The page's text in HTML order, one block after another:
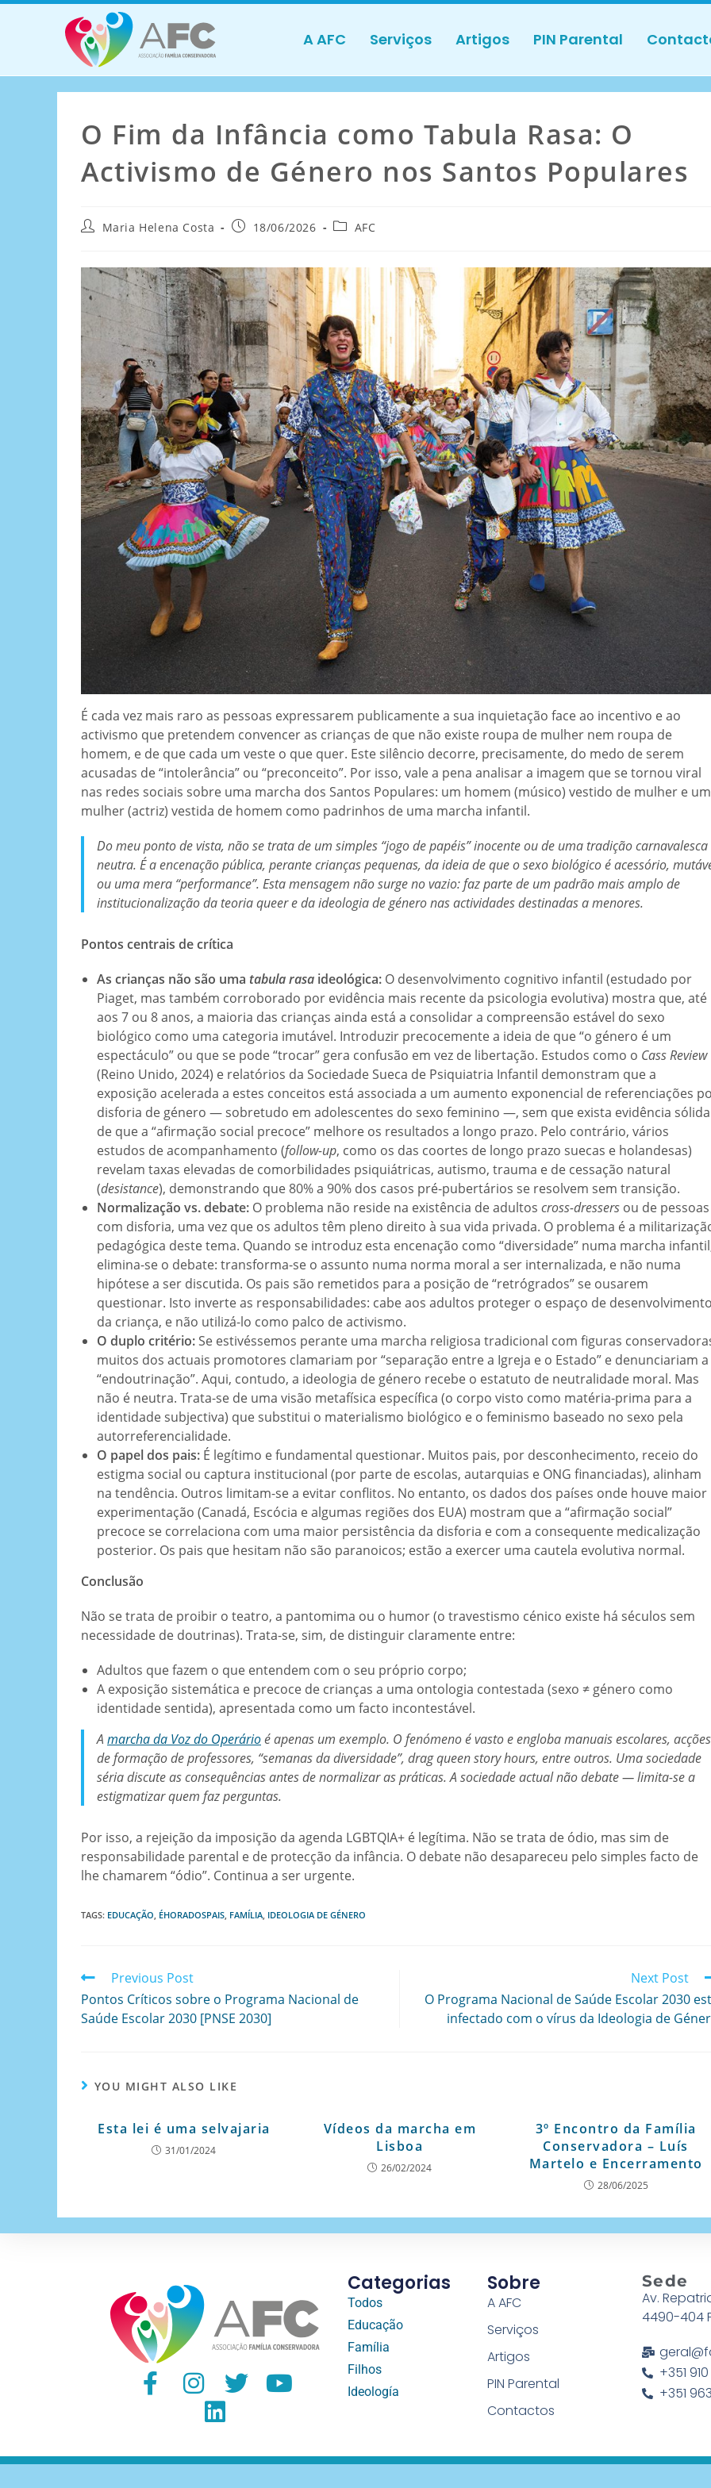
A AFC Serviços Artigos PIN Parental
O Fim da Infância como Tabula Rasa: O
Activismo de Género nos Santos Populares
Maria Helena Costa 18/06/2026 AFC
É cada vez mais raro as pessoas expressarem publicamente a sua inquietação face ao incentivo e ao
activismo que pretendem convencer as crianças de que não existe roupa de mulher nem roupa de
homem, e de que cada um veste o que quer. Este silêncio decorre, precisamente, do medo de serem
acusadas de “intolerância” ou “preconceito”. Por isso, vale a pena analisar a imagem que se tornou viral
nas redes sociais sobre uma marcha dos Santos Populares: um homem (músico) vestido de mulher e
mulher (actriz) vestida de homem como padrinhos de uma marcha infantil.
Do meu ponto de vista, não se trata de um simples “jogo de papéis” inocente ou de uma tradição carnavalesca
neutra. É a encenação pública, perante crianças pequenas, da ideia de que o sexo biológico é acessório,
ou uma mera “performance”. Esta mensagem não surge no vazio: faz parte de um padrão mais amplo de
institucionalização da teoriaqueere da ideologia de género nas actividades destinadas a menores.
Pontos centrais de crítica
As crianças não são uma tabula rasa ideológica: O desenvolvimento cognitivo infantil (estudado por
Piaget, mas também corroborado por evidência mais recente da psicologia evolutiva) mostra que, até
aos 7 ou 8 anos, a maioria das crianças ainda está a consolidar a compreensão estável do sexo
biológico como uma categoria imutável. Introduzir precocemente a ideia de que “o género é um
espectáculo” ou que se pode “trocar” gera confusão em vez de libertação. Estudos como o Cass Review
(Reino Unido, 2024) e relatórios da Sociedade Sueca de Psiquiatria Infantil demonstram que a
exposição acelerada a estes conceitos está associada a um aumento exponencial de referenciações
disforia de género — sobretudo em adolescentes do sexo feminino —, sem que exista evidência sólida
de que a “afirmação social precoce” melhore os resultados a longo prazo. Pelo contrário, vários
estudos de acompanhamento (follow-up, como os das coortes de longo prazo suecas e holandesas)
revelam taxas elevadas de comorbilidades psiquiátricas, autismo, trauma e de cessação natural
(desistance), demonstrando que 80% a 90% dos casos pré-pubertários se resolvem sem transição.
Normalização vs. debate: O problema não reside na existência de adultos cross-dressers ou de pessoas
com disforia, uma vez que os adultos têm pleno direito à sua vida privada. O problema é a
pedagógica deste tema. Quando se introduz esta encenação como “diversidade” numa marcha
elimina-se o debate: transforma-se o assunto numa norma moral a ser internalizada, e não numa
hipótese a ser discutida. Os pais são remetidos para a posição de “retrógrados” se ousarem
questionar. Isto inverte as responsabilidades: cabe aos adultos proteger o espaço de desenvolvimento
da criança, e não utilizá-lo como palco de activismo.
O duplo critério: Se estivéssemos perante uma marcha religiosa tradicional com figuras
muitos dos actuais promotores clamariam por “separação entre a Igreja e o Estado” e denunciariam a
“endoutrinação”. Aqui, contudo, a ideologia de género recebe o estatuto de neutralidade moral. Mas
não é neutra. Trata-se de uma visão metafísica específica (o corpo visto como matéria-prima para a
identidade subjectiva) que substitui o materialismo biológico e o feminismo baseado no sexo pela
autorreferencialidade.
O papel dos pais: É legítimo e fundamental questionar. Muitos pais, por desconhecimento, receio do
estigma social ou captura institucional (por parte de escolas, autarquias e ONG financiadas), alinham
na tendência. Outros limitam-se a evitar conflitos. No entanto, os dados dos países onde houve maior
experimentação (Canadá, Escócia e algumas regiões dos EUA) mostram que a “afirmação social”
precoce se correlaciona com uma maior persistência da disforia e com a consequente medicalização
posterior. Os pais que hesitam não são paranoicos; estão a exercer uma cautela evolutiva normal.
Conclusão
Não se trata de proibir o teatro, a pantomima ou o humor (o travestismo cénico existe há séculos sem
necessidade de doutrinas). Trata-se, sim, de distinguir claramente entre:
Adultos que fazem o que entendem com o seu próprio corpo;
A exposição sistemática e precoce de crianças a uma ontologia contestada (sexo ≠ género como
identidade sentida), apresentada como um facto incontestável.
A marcha da Voz do Operárioé apenas um exemplo. O fenómeno é vasto e engloba manuais escolares, acções
de formação de professores, “semanas da diversidade”, drag queen story hours, entre outros. Uma sociedade
séria discute as consequências antes de normalizar as práticas. A sociedade actual não debate — limita-se a
estigmatizar quem faz perguntas.
Por isso, a rejeição da imposição da agenda LGBTQIA+ é legítima. Não se trata de ódio, mas sim de
responsabilidade parental e de protecção da infância. O debate não desapareceu pelo simples facto de
lhe chamarem “ódio”. Continua a ser urgente.
TAGS: EDUCAÇÃO, ÉHORADOSPAIS, FAMÍLIA, IDEOLOGIA DE GÉNERO
Previous Post
Pontos Críticos sobre o Programa Nacional de
Saúde Escolar 2030 [PNSE 2030]
Next Post
O Programa Nacional de Saúde Escolar 2030
infectado com o vírus da Ideologia de
YOU MIGHT ALSO LIKE
Esta lei é uma selvajaria
31/01/2024
Vídeos da marcha em
Lisboa
26/02/2024
3º Encontro da Família
Conservadora – Luís
Martelo e Encerramento
28/06/2025
Categorias
Todos
Educação
Família
Filhos
Ideología
Sobre
A AFC
Serviços
Artigos
PIN Parental
Contactos
Sede
Av.
4490-404
+351
+351